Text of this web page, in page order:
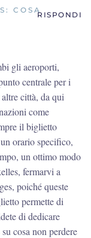
COSA
RISPONDI
gli aeroporti,
centrale per i
città, da qui
come
il biglietto
orario specifico,
un ottimo modo
fermarvi a
poiché queste
permette di
di dedicare
cosa non perdere